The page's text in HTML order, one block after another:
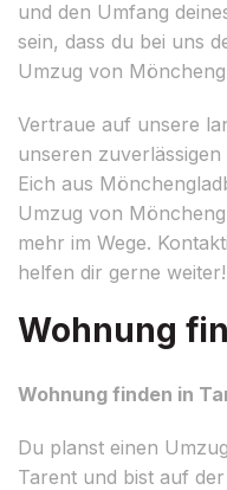
und den Umfang
sein, dass du bei uns
Umzug von
Vertraue auf unsere
unseren
Eich aus
Umzug von
mehr im Wege.
helfen dir gerne weiter!
Wohnung
Wohnung finden in
Du planst einen
Tarent und bist auf